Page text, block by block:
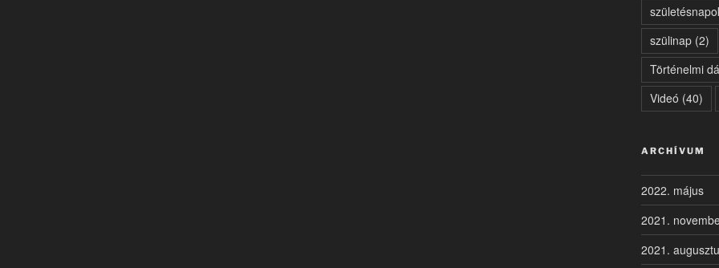
szülinap(2)
Történelmi
Videó (40)
ARCHÍVUM
2022. május
2021.
2021.